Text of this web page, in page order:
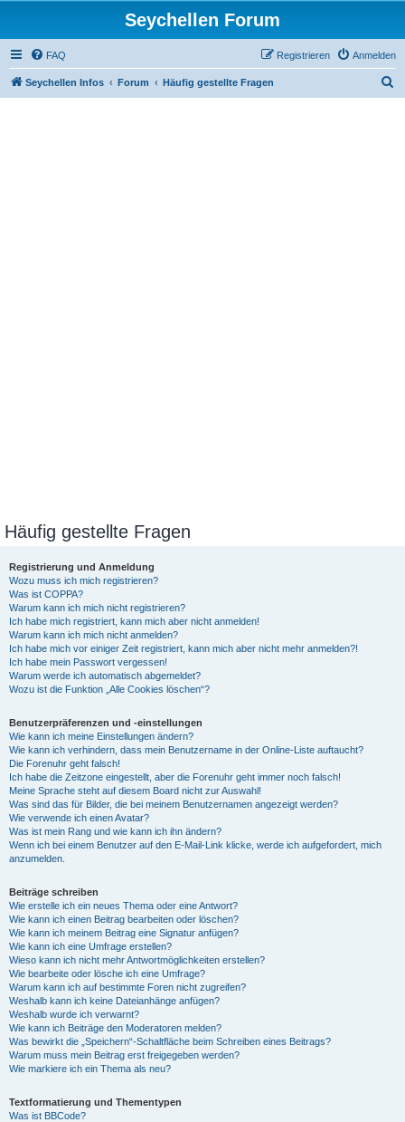
Seychellen Forum
FAQ Anmelden
Registrieren
Seychellen Infos Forum Häufig gestellte Fragen
Häufig gestellte Fragen
Registrierung und Anmeldung
Wozu muss ich mich registrieren?
Was ist COPPA?
Warum kann ich mich nicht registrieren?
Ich habe mich registriert, kann mich aber nicht anmelden!
Warum kann ich mich nicht anmelden?
Ich habe mich vor einiger Zeit registriert, kann mich aber nicht mehr anmelden?!
Ich habe mein Passwort vergessen!
Warum werde ich automatisch abgemeldet?
Wozu ist die Funktion „Alle Cookies löschen“?
Benutzerpräferenzen und -einstellungen
Wie kann ich meine Einstellungen ändern?
Wie kann ich verhindern, dass mein Benutzername in der Online-Liste auftaucht?
Die Forenuhr geht falsch!
Ich habe die Zeitzone eingestellt, aber die Forenuhr geht immer noch falsch!
Meine Sprache steht auf diesem Board nicht zur Auswahl!
Was sind das für Bilder, die bei meinem Benutzernamen angezeigt werden?
Wie verwende ich einen Avatar?
Was ist mein Rang und wie kann ich ihn ändern?
Wenn ich bei einem Benutzer auf den E-Mail-Link klicke, werde ich aufgefordert, mich
anzumelden.
Beiträge schreiben
Wie erstelle ich ein neues Thema oder eine Antwort?
Wie kann ich einen Beitrag bearbeiten oder löschen?
Wie kann ich meinem Beitrag eine Signatur anfügen?
Wie kann ich eine Umfrage erstellen?
Wieso kann ich nicht mehr Antwortmöglichkeiten erstellen?
Wie bearbeite oder lösche ich eine Umfrage?
Warum kann ich auf bestimmte Foren nicht zugreifen?
Weshalb kann ich keine Dateianhänge anfügen?
Weshalb wurde ich verwarnt?
Wie kann ich Beiträge den Moderatoren melden?
Was bewirkt die „Speichern“-Schaltfläche beim Schreiben eines Beitrags?
Warum muss mein Beitrag erst freigegeben werden?
Wie markiere ich ein Thema als neu?
Textformatierung und Thementypen
Was ist BBCode?